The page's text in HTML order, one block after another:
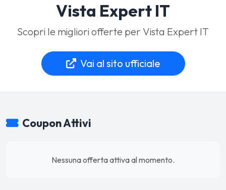
Vista Expert IT
Scopri le migliori offerte per Vista Expert IT
Vai al sito ufficiale
Coupon Attivi
Nessuna offerta attiva al momento.